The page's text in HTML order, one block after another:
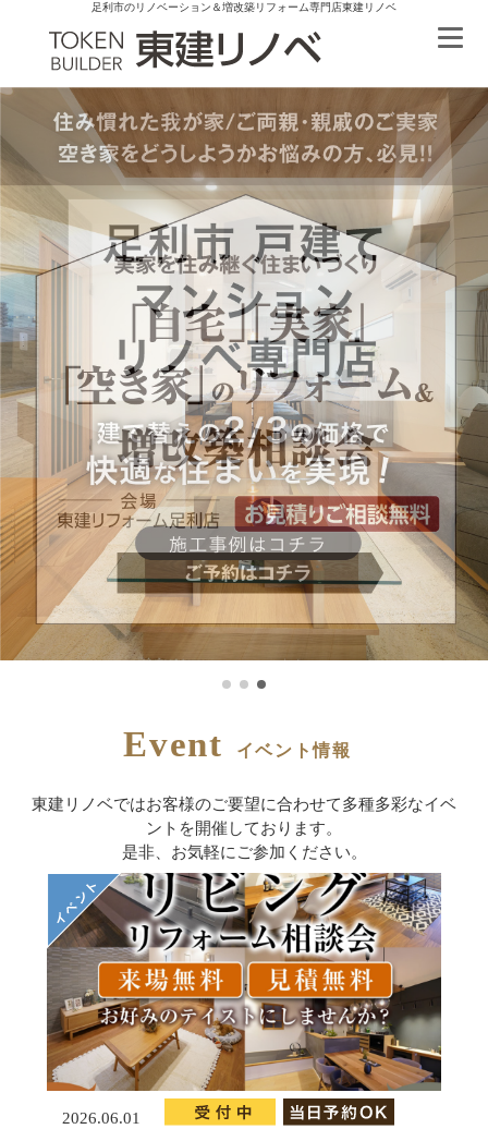
足利市のリノベーション＆増改築リフォーム専門店東建リノベ
Event イベント情報
東建リノベではお客様のご要望に合わせて多種多彩なイベ
ントを開催しております。
是非、お気軽にご参加ください。
2026.06.01